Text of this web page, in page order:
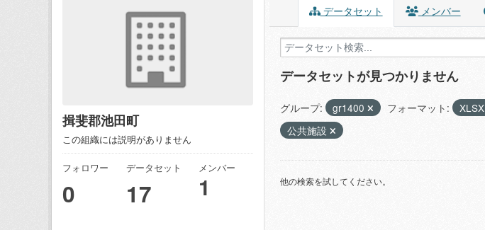
揖斐郡池田町
この組織には説明がありません
フォロワー
0
データセット
17
メンバー
1
データセット メンバー
データセットが見つかりません
グループ: gr1400 フォーマット: XLSX
公共施設
他の検索を試してください。